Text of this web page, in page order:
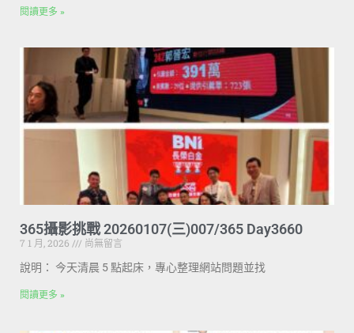
閱讀更多 »
365攝影挑戰 20260107(三)007/365 Day3660
7 1 月, 2026
尚無留言
說明： 今天清晨 5 點起床，專心整理網站問題並找
閱讀更多 »